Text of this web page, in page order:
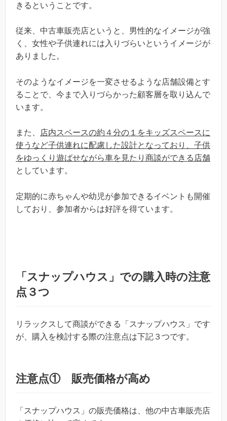
きるということです。
従来、中古車販売店というと、男性的なイメージが強
く、女性や子供連れには入りづらいというイメージが
ありました。
そのようなイメージを一変させるような店舗設備とす
ることで、今まで入りづらかった顧客層を取り込んで
います。
また、
店内スペースの約４分の１をキッズスペースに
使うなど子供連れに配慮した設計となっており、子供
をゆっくり遊ばせながら車を見たり商談ができる店舗
としています。
定期的に赤ちゃんや幼児が参加できるイベントも開催
しており、参加者からは好評を得ています。
「スナップハウス」での購入時の注意
点３つ
リラックスして商談ができる「スナップハウス」です
が、購入を検討する際の注意点は下記３つです。
注意点① 販売価格が高め
「スナップハウス」の販売価格は、他の中古車販売店